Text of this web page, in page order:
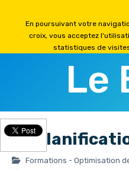
Le
La
Formations - Optimisation